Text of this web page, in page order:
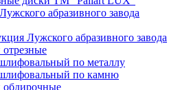
абразивного завода
Лужского абразивного завода
по металлу
по камню
обдирочные